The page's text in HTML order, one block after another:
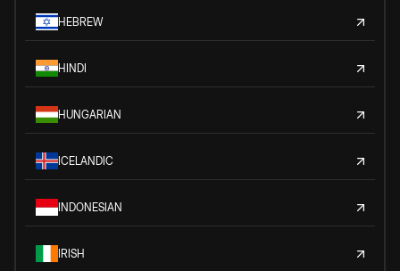
HEBREW
HINDI
HUNGARIAN
ICELANDIC
INDONESIAN
IRISH